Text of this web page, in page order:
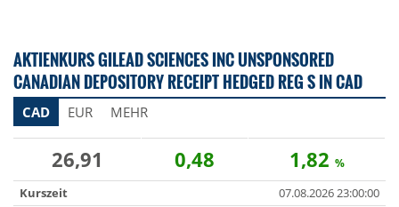
AKTIENKURS GILEAD SCIENCES INC UNSPONSORED
CANADIAN DEPOSITORY RECEIPT HEDGED REG S IN CAD
CAD EUR MEHR
26,91 0,48 1,82 %
Kurszeit
07.08.2026 23:00:00